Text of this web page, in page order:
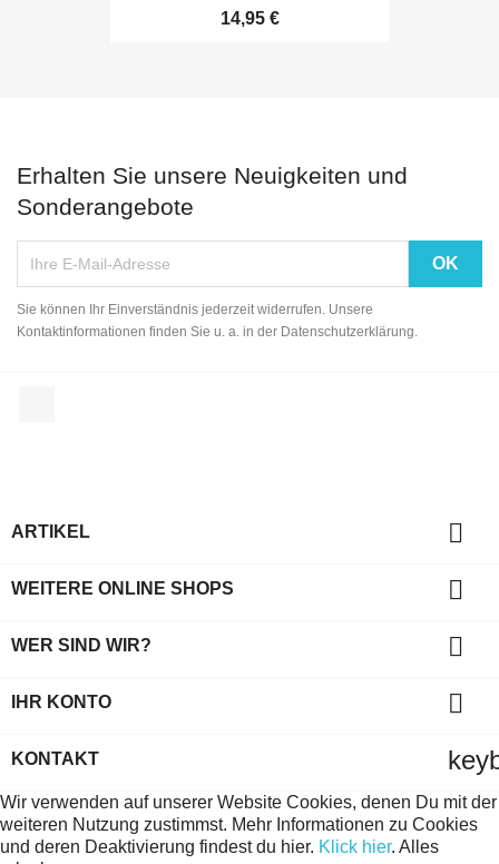
14,95 €
Erhalten Sie unsere Neuigkeiten und
Sonderangebote
Sie können Ihr Einverständnis jederzeit widerrufen. Unsere
Kontaktinformationen finden Sie u. a. in der Datenschutzerklärung.
ARTIKEL 
WEITERE ONLINE SHOPS 
WER SIND WIR? 
IHR KONTO 
KONTAKT
Wir verwenden auf unserer Website Cookies, denen Du mit der
weiteren Nutzung zustimmst. Mehr Informationen zu Cookies
und deren Deaktivierung findest du hier. Klick hier. Alles